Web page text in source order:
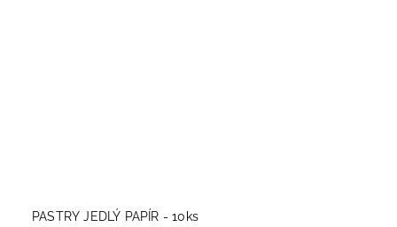
PASTRY JEDLÝ PAPÍR - 10ks